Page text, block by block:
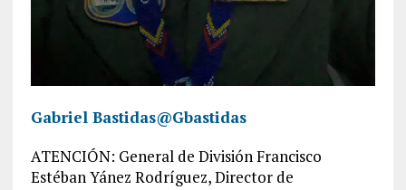
Gabriel Bastidas@Gbastidas
ATENCIÓN: General de División Francisco
Estéban Yánez Rodríguez, Director de